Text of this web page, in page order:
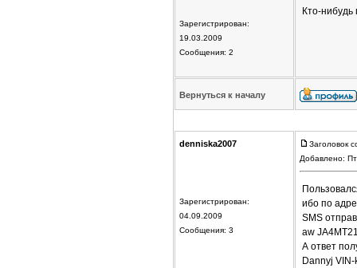
Зарегистрирован:
19.03.2009
Сообщения: 2
Кто-нибудь
Вернуться к началу
denniska2007
Зарегистрирован:
04.09.2009
Сообщения: 3
Заголовок
Добавлено:
ибо по
SMS
aw
А ответ
Dannyj